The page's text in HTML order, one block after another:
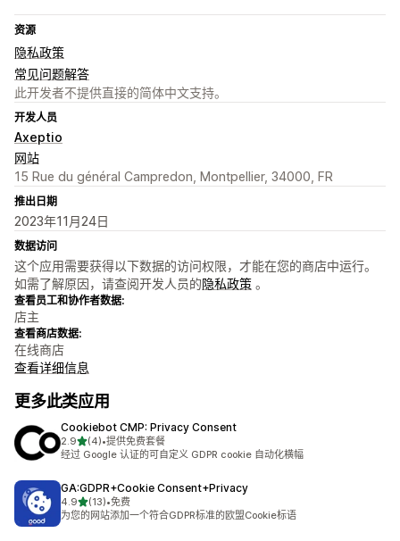
资源
隐私政策
常见问题解答
此开发者不提供直接的简体中文支持。
开发人员
Axeptio
网站
15 Rue du général Campredon, Montpellier, 34000, FR
推出日期
2023年11月24日
数据访问
这个应用需要获得以下数据的访问权限，才能在您的商店中运行。
如需了解原因，请查阅开发人员的隐私政策 。
查看员工和协作者数据:
店主
查看商店数据:
在线商店
查看详细信息
更多此类应用
Cookiebot CMP: Privacy Consent
2.9星（满分 5 星）
(4)
总共 4 条评论
•提供免费套餐
经过 Google 认证的可自定义 GDPR cookie 自动化横幅
GA:GDPR+Cookie Consent+Privacy
4.9星（满分 5 星）
(13)
总共 13 条评论
•免费
为您的网站添加一个符合GDPR标准的欧盟Cookie标语